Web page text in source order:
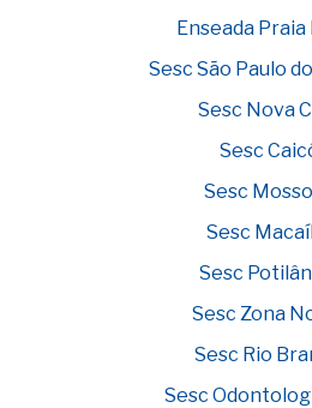
Enseada
Sesc São Paulo
Sesc Nova
Sesc
Sesc
Sesc
Sesc
Sesc Zona
Sesc Rio
Sesc